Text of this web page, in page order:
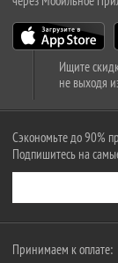
Ищите
не выходя
Сэкономьте до 90%
Подпишитесь на
Принимаем к оплате: